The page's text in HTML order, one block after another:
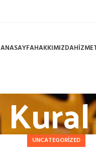
ANASAYFAHAKKIMIZDA
UNCATEGORIZED